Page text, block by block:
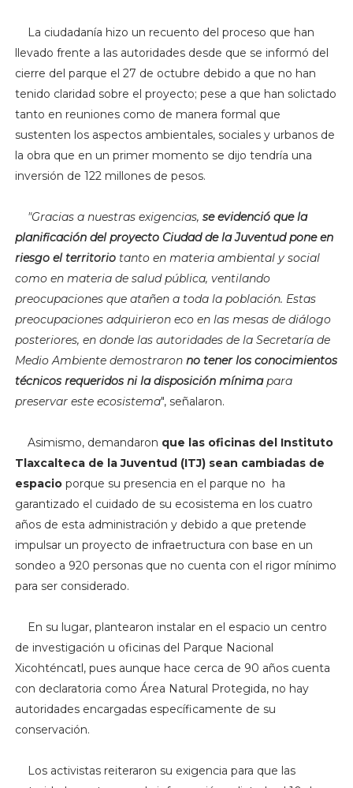
La ciudadanía hizo un recuento del proceso que han
llevado frente a las autoridades desde que se informó del
cierre del parque el 27 de octubre debido a que no han
tenido claridad sobre el proyecto; pese a que han solictado
tanto en reuniones como de manera formal que
sustenten los aspectos ambientales, sociales y urbanos de
la obra que en un primer momento se dijo tendría una
inversión de 122 millones de pesos.
"Gracias a nuestras exigencias, se evidenció que la
planificación del proyecto Ciudad de la Juventud pone en
riesgo el territoriotanto en materia ambiental y social
como en materia de salud pública, ventilando
preocupaciones que atañen a toda la población. Estas
preocupaciones adquirieron eco en las mesas de diálogo
posteriores, en donde las autoridades de la Secretaría de
Medio Ambiente demostraron no tener los conocimientos
técnicos requeridos ni la disposición mínimapara
preservar este ecosistema", señalaron.
Asimismo, demandaron que las oficinas del Instituto
Tlaxcalteca de la Juventud (ITJ) sean cambiadas de
espacioporque su presencia en el parque no ha
garantizado el cuidado de su ecosistema en los cuatro
años de esta administración y debido a que pretende
impulsar un proyecto de infraetructura con base en un
sondeo a 920 personas que no cuenta con el rigor mínimo
para ser considerado.
En su lugar, plantearon instalar en el espacio un centro
de investigación u oficinas del Parque Nacional
Xicohténcatl, pues aunque hace cerca de 90 años cuenta
con declaratoria como Área Natural Protegida, no hay
autoridades encargadas específicamente de su
conservación.
Los activistas reiteraron su exigencia para que las